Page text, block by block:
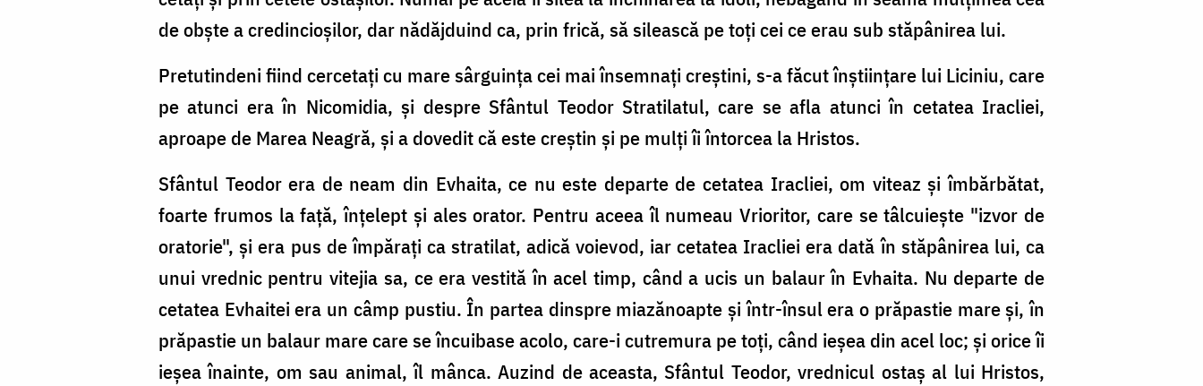
de obște a credincioșilor, dar nădăjduind ca, prin frică, să silească pe toți cei ce erau sub stăpânirea lui.
Pretutindeni fiind cercetați cu mare sârguința cei mai însemnați creștini, s-a făcut înștiințare lui Liciniu, care
pe atunci era în Nicomidia, și despre Sfântul Teodor Stratilatul, care se afla atunci în cetatea Iracliei,
aproape de Marea Neagră, și a dovedit că este creștin și pe mulți îi întorcea la Hristos.
Sfântul Teodor era de neam din Evhaita, ce nu este departe de cetatea Iracliei, om viteaz și îmbărbătat,
foarte frumos la față, înțelept și ales orator. Pentru aceea îl numeau Vrioritor, care se tâlcuiește "izvor de
oratorie", și era pus de împărați ca stratilat, adică voievod, iar cetatea Iracliei era dată în stăpânirea lui, ca
unui vrednic pentru vitejia sa, ce era vestită în acel timp, când a ucis un balaur în Evhaita. Nu departe de
cetatea Evhaitei era un câmp pustiu. În partea dinspre miazănoapte și într-însul era o prăpastie mare și, în
prăpastie un balaur mare care se încuibase acolo, care-i cutremura pe toți, când ieșea din acel loc; și orice îi
ieșea înainte, om sau animal, îl mânca. Auzind de aceasta, Sfântul Teodor, vrednicul ostaș al lui Hristos,